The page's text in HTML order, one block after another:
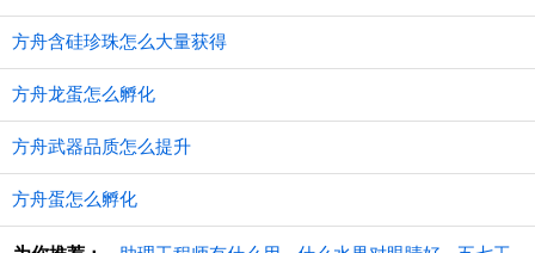
方舟含硅珍珠怎么大量获得
方舟龙蛋怎么孵化
方舟武器品质怎么提升
方舟蛋怎么孵化